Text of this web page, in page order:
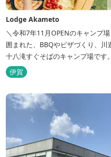
Lodge Akameto
＼令和7年11月OPENのキャン
囲まれた、BBQやピザづくり、
十八滝すぐそばのキャンプ場です。 ★大阪から車で90分・名古屋
から120分の好アクセス！ ★専用
をしながら子どもが川遊びをし
がります！ ★日帰りBBQや大人
伊賀